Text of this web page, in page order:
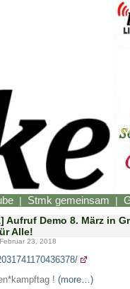
| Stmk gemeinsam |
Aufruf Demo 8. März in
Alle!
23, 2018
! (more…)